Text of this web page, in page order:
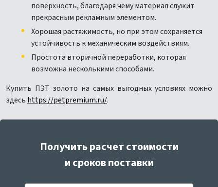
поверхность, благодаря чему материал служит
прекрасным рекламным элементом.
Хорошая растяжимость, но при этом сохраняется
устойчивость к механическим воздействиям.
Простота вторичной переработки, которая
возможна несколькими способами.
Купить ПЭТ золото на самых выгодных условиях можно
здесь https://petpremium.ru/.
Получить расчет стоимости
и сроков поставки